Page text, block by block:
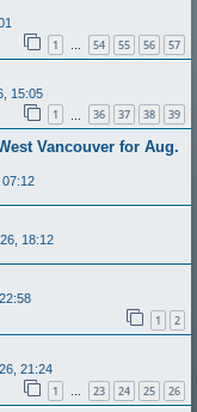
1 … 54 55 56 57
15:05
1 36 37 38 39
Vancouver for Aug.
18:12
1 2
21:24
1 … 23 24 25 26